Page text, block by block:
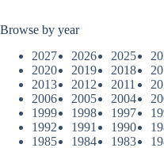
Browse by year
2027
2026 2025
2020
2019 2018
2013
2012 2011
2006
2005 2004
1999
1998 1997
1992
1991 1990
1985
1984 1983